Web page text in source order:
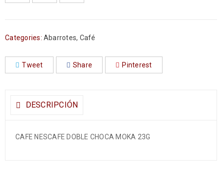
Categories: Abarrotes, Café
Tweet Share Pinterest
DESCRIPCIÓN
CAFE NESCAFE DOBLE CHOCA MOKA 23G